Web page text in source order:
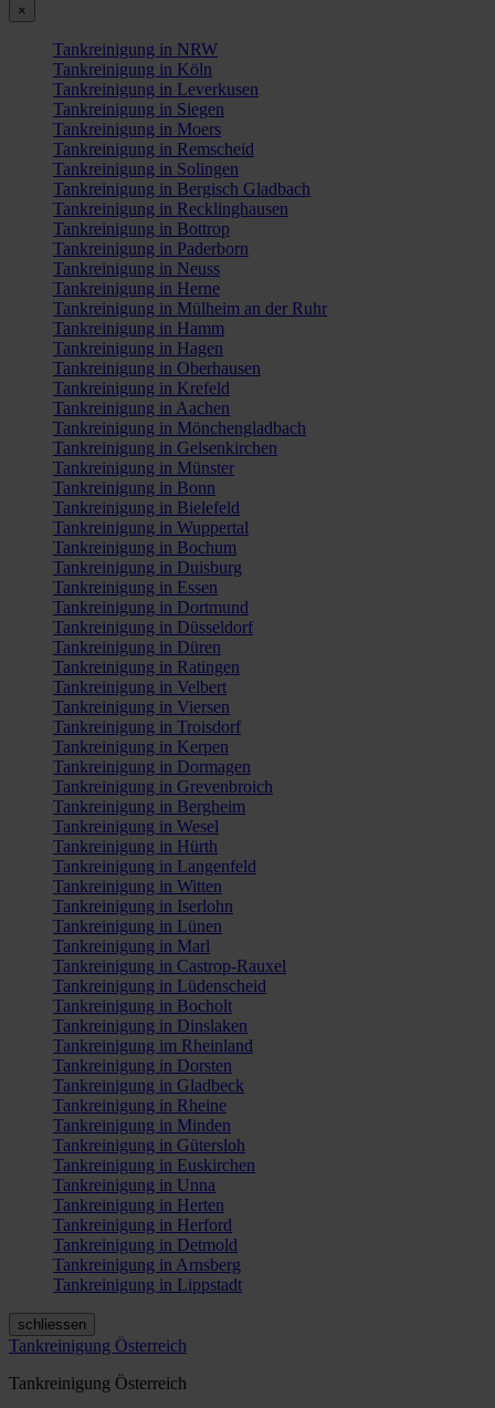
×
Tankreinigung in NRW
Tankreinigung in Köln
Tankreinigung in Leverkusen
Tankreinigung in Siegen
Tankreinigung in Moers
Tankreinigung in Remscheid
Tankreinigung in Solingen
Tankreinigung in Bergisch Gladbach
Tankreinigung in Recklinghausen
Tankreinigung in Bottrop
Tankreinigung in Paderborn
Tankreinigung in Neuss
Tankreinigung in Herne
Tankreinigung in Mülheim an der Ruhr
Tankreinigung in Hamm
Tankreinigung in Hagen
Tankreinigung in Oberhausen
Tankreinigung in Krefeld
Tankreinigung in Aachen
Tankreinigung in Mönchengladbach
Tankreinigung in Gelsenkirchen
Tankreinigung in Münster
Tankreinigung in Bonn
Tankreinigung in Bielefeld
Tankreinigung in Wuppertal
Tankreinigung in Bochum
Tankreinigung in Duisburg
Tankreinigung in Essen
Tankreinigung in Dortmund
Tankreinigung in Düsseldorf
Tankreinigung in Düren
Tankreinigung in Ratingen
Tankreinigung in Velbert
Tankreinigung in Viersen
Tankreinigung in Troisdorf
Tankreinigung in Kerpen
Tankreinigung in Dormagen
Tankreinigung in Grevenbroich
Tankreinigung in Bergheim
Tankreinigung in Wesel
Tankreinigung in Hürth
Tankreinigung in Langenfeld
Tankreinigung in Witten
Tankreinigung in Iserlohn
Tankreinigung in Lünen
Tankreinigung in Marl
Tankreinigung in Castrop-Rauxel
Tankreinigung in Lüdenscheid
Tankreinigung in Bocholt
Tankreinigung in Dinslaken
Tankreinigung im Rheinland
Tankreinigung in Dorsten
Tankreinigung in Gladbeck
Tankreinigung in Rheine
Tankreinigung in Minden
Tankreinigung in Gütersloh
Tankreinigung in Euskirchen
Tankreinigung in Unna
Tankreinigung in Herten
Tankreinigung in Herford
Tankreinigung in Detmold
Tankreinigung in Arnsberg
Tankreinigung in Lippstadt
schliessen
Tankreinigung Österreich
Tankreinigung Österreich